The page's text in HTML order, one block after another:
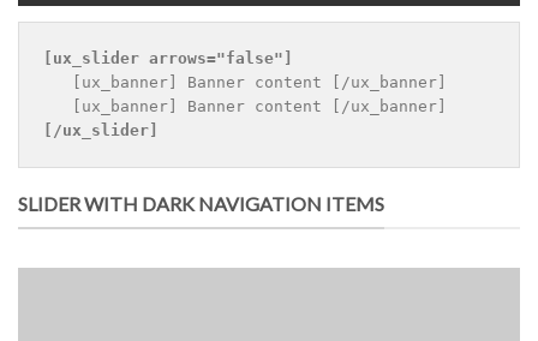
[ux_slider arrows="false" ]
   [ux_banner] Banner content [/ux_banner]
[/ux_slider]
SLIDER WITH DARK NAVIGATION ITEMS